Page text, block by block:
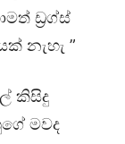
ඩ්‍රග්ස්
නැහැ ”
කිසිදු
මවද